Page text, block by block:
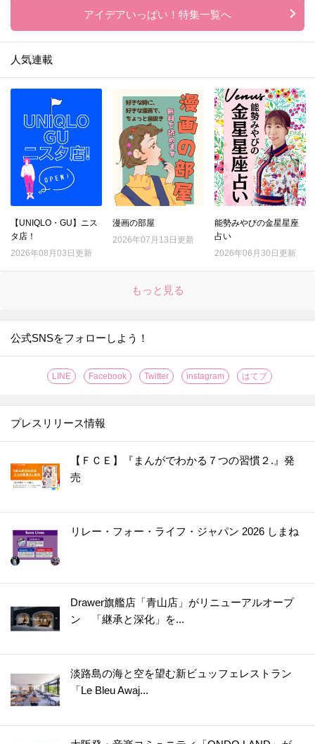
アイデアいっぱい！特集一覧へ
人気連載
【UNIQLO・GU】ニス
タ店！
2026年08月03日更新
漫画の部屋
2026年07月13日更新
能勢みやびの金星星座
占い
2026年06月30日更新
もっと見る
公式SNSをフォローしよう！
LINE Facebook Twitter instagram はてブ
プレスリリース情報
【ＦＣＥ】『まんがでわかる７つの習慣２.』発
売
リレー・フォー・ライフ・ジャパン 2026 しまね
Drawer旗艦店「青山店」がリニューアルオープ
ン 「継承と深化」を...
淡路島の海と空を望む新ビュッフェレストラン
「Le Bleu Awaj...